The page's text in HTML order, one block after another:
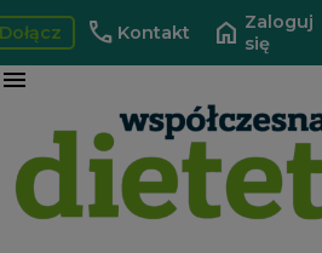
call Kontakt home Zaloguj
się
menu